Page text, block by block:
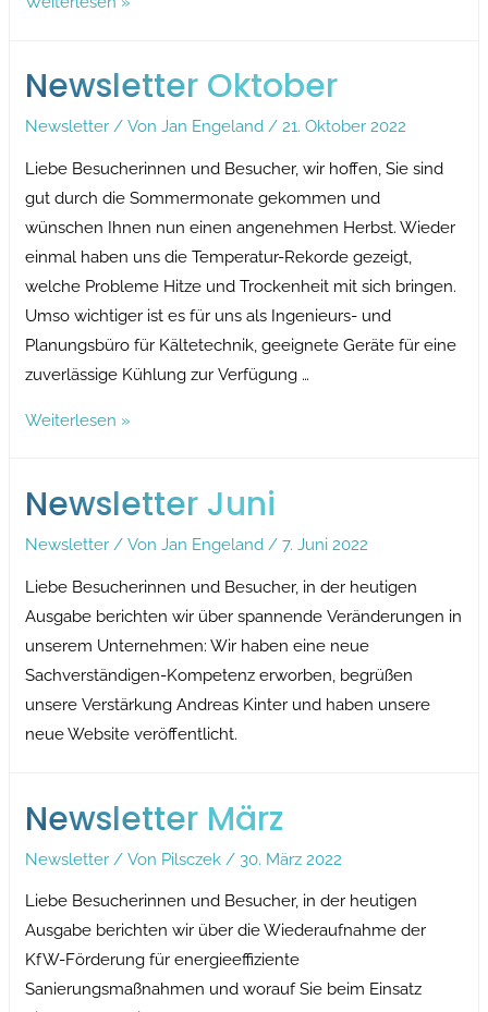
wie
ihn
nicht
haben
Newsletter Oktober
Newsletter / VonJan Engeland / 21. Oktober 2022
Liebe Besucherinnen und Besucher, wir hoffen, Sie sind
gut durch die Sommermonate gekommen und
wünschen Ihnen nun einen angenehmen Herbst. Wieder
einmal haben uns die Temperatur-Rekorde gezeigt,
welche Probleme Hitze und Trockenheit mit sich bringen.
Umso wichtiger ist es für uns als Ingenieurs- und
Planungsbüro für Kältetechnik, geeignete Geräte für eine
zuverlässige Kühlung zur Verfügung …
Newsletter
Weiterlesen »
Newsletter Juni
Newsletter / VonJan Engeland /7. Juni 2022
Liebe Besucherinnen und Besucher, in der heutigen
Ausgabe berichten wir über spannende Veränderungen in
unserem Unternehmen: Wir haben eine neue
Sachverständigen-Kompetenz erworben, begrüßen
unsere Verstärkung Andreas Kinter und haben unsere
neue Website veröffentlicht.
Newsletter März
Newsletter / Von Pilsczek / 30. März 2022
Liebe Besucherinnen und Besucher, in der heutigen
Ausgabe berichten wir über die Wiederaufnahme der
KfW-Förderung für energieeffiziente
Sanierungsmaßnahmen und worauf Sie beim Einsatz